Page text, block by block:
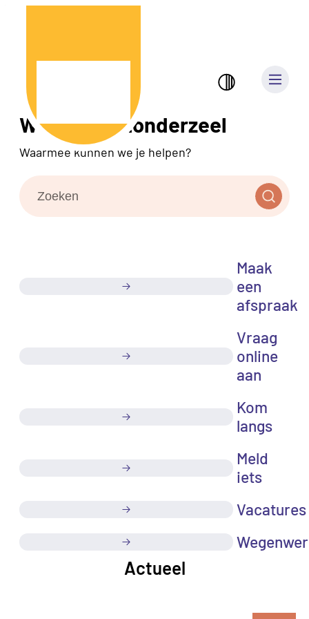
Hoog contrast
Startpagina
Welkom in Londerzeel
Waarmee kunnen we je helpen?
Zoeken
Zoeken
Maak
een
afspraak
Vraag
online
aan
Kom
langs
Meld
iets
Vacatures
Actueel